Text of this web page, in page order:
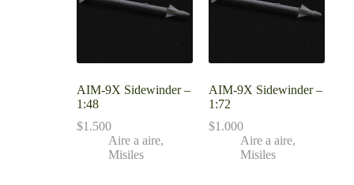
AIM-9X Sidewinder –
1:48
$1.500
Aire a aire,
Misiles
AIM-9X Sidewinder –
1:72
$1.000
Aire a aire,
Misiles